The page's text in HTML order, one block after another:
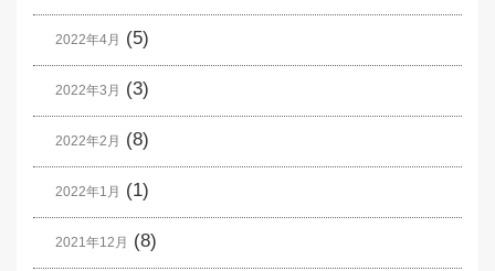
2022年4月 (5)
2022年3月 (3)
2022年2月 (8)
2022年1月 (1)
2021年12月 (8)